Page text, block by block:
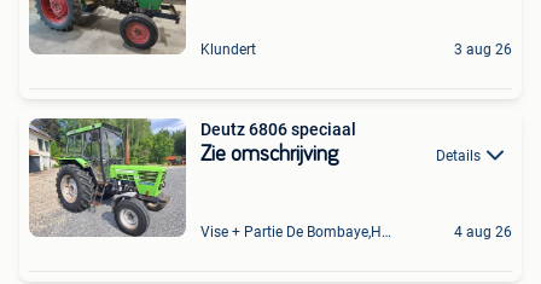
Klundert 3 aug 26
Deutz 6806 speciaal
Zie omschrijving Details
Vise + Partie De Bombaye,Hac- Court, Hermalle-Ss-Argenteau 4 aug 26